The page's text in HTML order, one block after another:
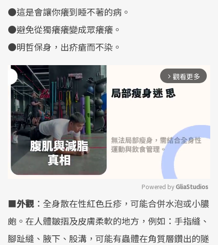
●這是會讓你癢到睡不著的病。
●避免從獨癢癢變成眾癢癢。
●明哲保身，出疥瘡而不染。
arrow_forward_ios 觀看更多
Mute
Powered by GliaStudios
■外觀 ：全身散在性紅色丘疹，可能合併水泡或小膿
皰。在人體皺摺及皮膚柔軟的地方，例如：手指縫、
腳趾縫、腋下、股溝，可能有蟲體在角質層鑽出的隧